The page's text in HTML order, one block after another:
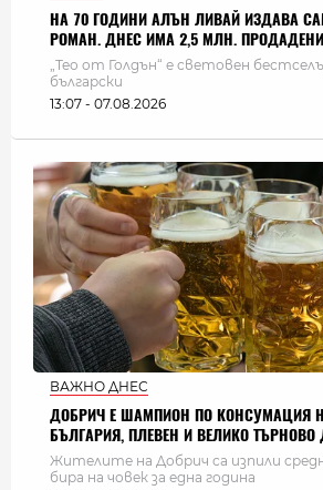
НА 70 ГОДИНИ АЛЪН ЛИВАЙ ИЗДАВА
РОМАН. ДНЕС ИМА 2,5 МЛН.
„Тео от Голдън“ е световен
български
13:07 - 07.08.2026
ВАЖНО ДНЕС
ДОБРИЧ Е ШАМПИОН ПО КОНСУМАЦИЯ
БЪЛГАРИЯ, ПЛЕВЕН И ВЕЛИКО ТЪРНОВО
Жителите на Добрич са изпили
бира на човек за една година